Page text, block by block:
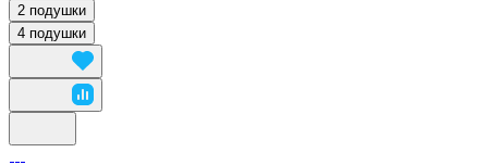
2 подушки
4 подушки